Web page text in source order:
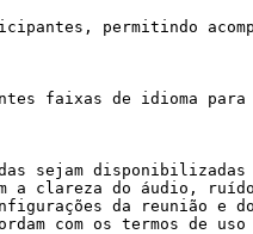
permitindo
faixas de idioma
sejam
clareza do áudio,
da reunião e
com os termos de